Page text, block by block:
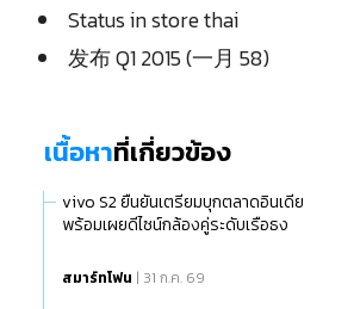
Status in store thai
发布 Q1 2015 (一月 58)
เนื้อหาที่เกี่ยวข้อง
vivo S2 ยืนยันเตรียมบุกตลาดอินเดีย
พร้อมเผยดีไซน์กล้องคู่ระดับเรือธง
สมาร์ทโฟน | 31 ก.ค. 69